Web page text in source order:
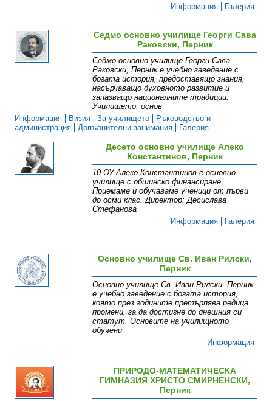
Информация
Галерия
Седмо основно училище Георги Сава
Раковски, Перник
Седмо основно училище Георги Сава
Раковски, Перник е учебно заведение с
богата история, предоставящо знания,
насърчаващо духовното развитие и
запазващо националните традиции.
Училището, основ
Информация
Визия За училището
Ръководство и
администрация
Допълнителни занимания Галерия
Десето основно училище Алеко
Константинов, Перник
10 ОУ Алеко Константинов е основно
училище с общинско финансиране.
Приемаме и обучаваме ученици от първи
до осми клас. Директор: Десислава
Стефанова
Информация
Галерия
Основно училище Св. Иван Рилски,
Перник
Основно училище Св. Иван Рилски, Перник
е учебно заведение с богата история,
която през годините претърпява редица
промени, за да достигне до днешния си
статут. Основите на училищното
обучени
Информация
ПРИРОДО-МАТЕМАТИЧЕСКА
ГИМНАЗИЯ ХРИСТО СМИРНЕНСКИ,
Перник